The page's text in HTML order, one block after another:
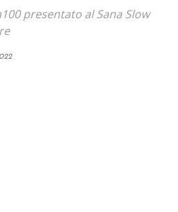
presentato al Sana Slow